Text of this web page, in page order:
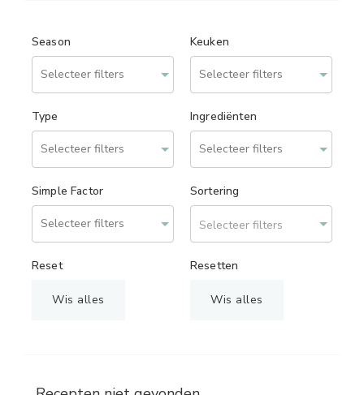
Season Keuken
Type Ingrediënten
Simple Factor Sortering
Selecteer filters
Reset
Wis alles
Resetten
Wis alles